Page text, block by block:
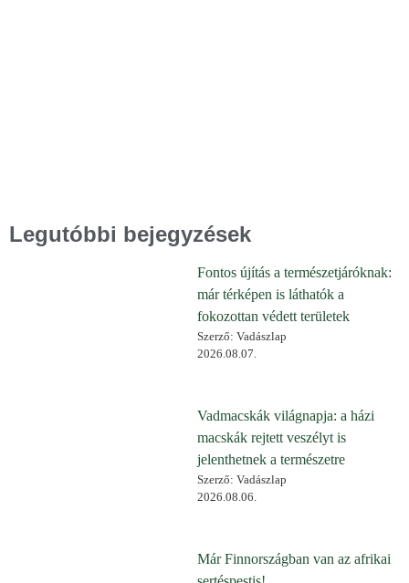
Legutóbbi bejegyzések
Fontos újítás a természetjáróknak:
már térképen is láthatók a
fokozottan védett területek
Szerző: Vadászlap
2026.08.07.
Vadmacskák világnapja: a házi
macskák rejtett veszélyt is
jelenthetnek a természetre
Szerző: Vadászlap
2026.08.06.
Már Finnországban van az afrikai